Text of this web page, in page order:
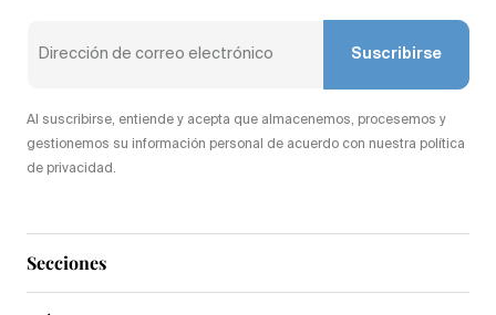
Secciones
Suscribirse
Al suscribirse, entiende y acepta que almacenemos, procesemos y
gestionemos su información personal de acuerdo con nuestra política
de privacidad.